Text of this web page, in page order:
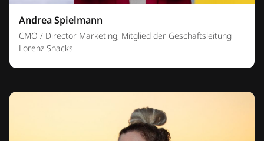
Andrea Spielmann
CMO / Director Marketing, Mitglied der Geschäftsleitung
Lorenz Snacks